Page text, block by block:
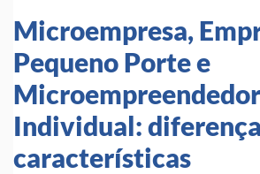
Microempresa,
Pequeno Porte e
Microempreendedor
Individual:
características